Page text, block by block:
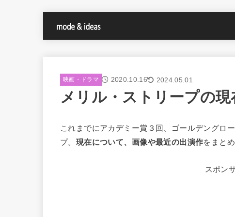
映画・ドラマ 2020.10.16 2024.05.01
メリル・ストリープの
これまでにアカデミー賞３回、ゴールデングロ
プ。 現在について、画像や最近の出演作をまと
スポン